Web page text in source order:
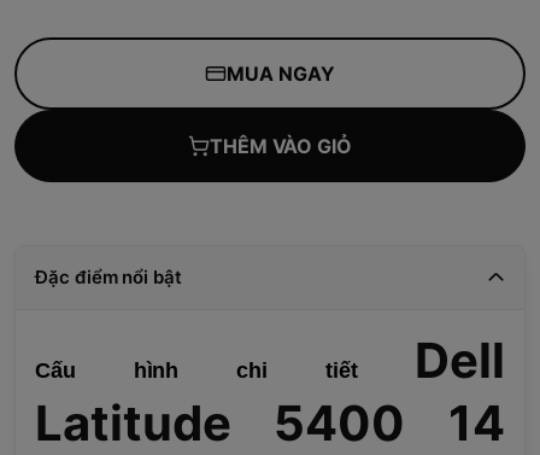
MUA NGAY
THÊM VÀO GIỎ
Đặc điểm nổi bật
Cấu hình chi tiết Dell
Latitude 5400 14